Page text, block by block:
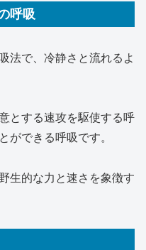
呼吸
法で、冷静さと流れるよ
とする速攻を駆使する呼
ができる呼吸です。
生的な力と速さを象徴す